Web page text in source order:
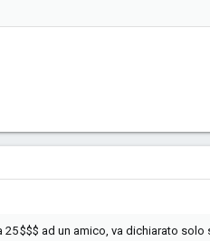
$$$ ad un amico, va dichiarato